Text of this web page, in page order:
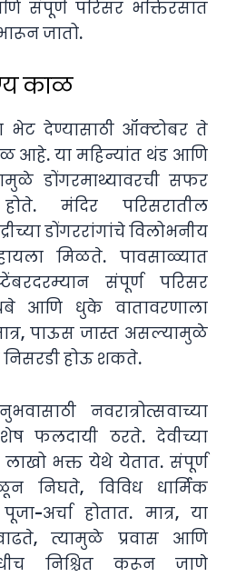
संपूर्ण परिसर भक्तिरसात
जातो.
काळ
भेट देण्यासाठी ऑक्टोबर ते
आहे. या महिन्यांत थंड आणि
डोंगरमाथ्यावरची सफर
मंदिर परिसरातील
डोंगररांगांचे विलोभनीय
मिळते. पावसाळ्यात
संपूर्ण परिसर
आणि धुके वातावरणाला
पाऊस जास्त असल्यामुळे
निसरडी होऊ शकते.
नवरात्रोत्सवाच्या
फलदायी ठरते. देवीच्या
लाखो भक्त येथे येतात. संपूर्ण
निघते, विविध धार्मिक
अर्चा होतात. मात्र, या
त्यामुळे प्रवास आणि
निश्चित करून जाणे